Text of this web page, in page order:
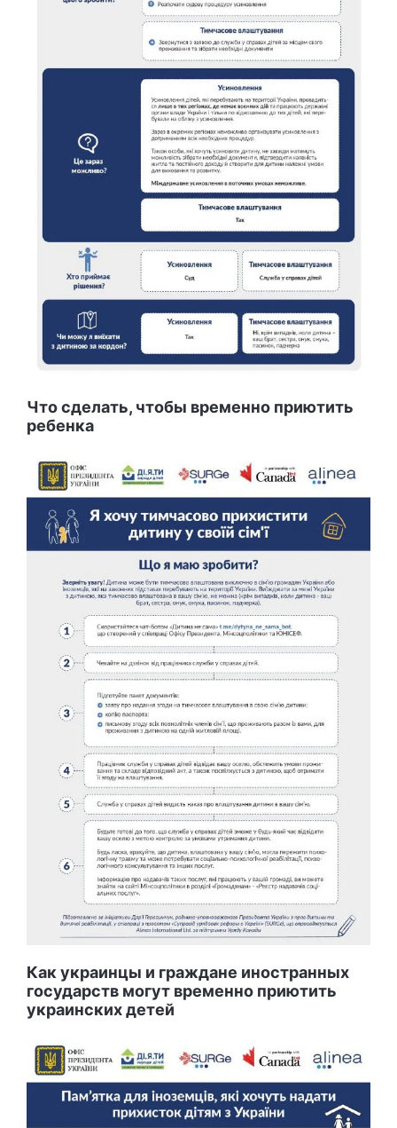
Что сделать, чтобы временно приютить
ребенка
Как украинцы и граждане иностранных
государств могут временно приютить
украинских детей